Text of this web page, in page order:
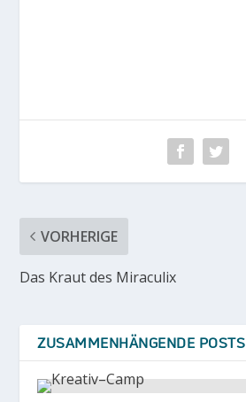
VORHERIGE
Das Kraut des Miraculix
ZUSAMMENHÄNGENDE POSTS